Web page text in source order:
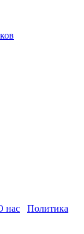
нас
Политика